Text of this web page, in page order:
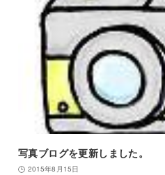
写真ブログを更新しました。
2015年8月15日